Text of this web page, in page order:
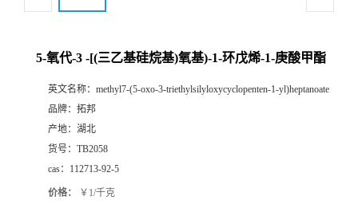
5-氧代-3 -[(三乙基硅烷基)氧基)-1-环戊烯-1-庚酸甲酯
英文名称： methyl7-(5-oxo-3-triethylsilyloxycyclopenten-1-yl)heptanoate
品牌： 拓邦
产地： 湖北
货号： TB2058
cas： 112713-92-5
价格： ￥1/千克